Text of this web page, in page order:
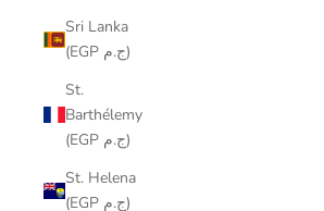
Sri Lanka
(EGP ج.م)
St.
Barthélemy
(EGP ج.م)
St. Helena
(EGP ج.م)